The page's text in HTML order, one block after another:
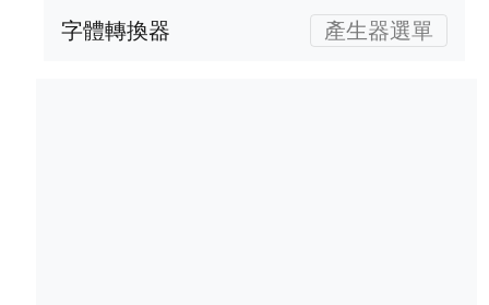
字體轉換器 產生器選單